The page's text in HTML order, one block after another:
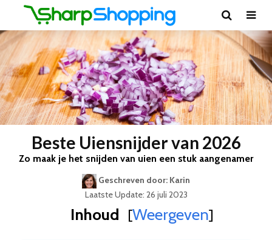
Beste Uiensnijder van 2026
Zo maak je het snijden van uien een stuk aangenamer
Geschreven door: Karin
Laatste Update: 26 juli 2023
Inhoud [Weergeven]